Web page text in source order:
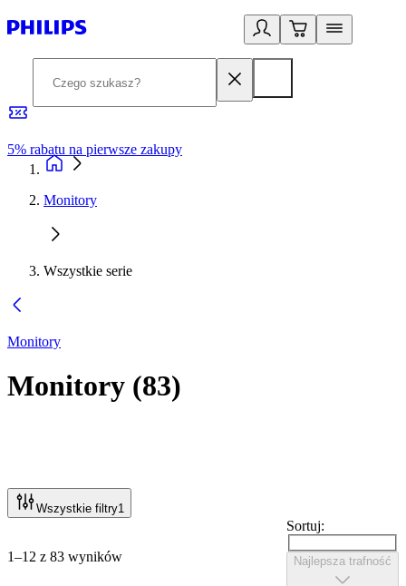
5% rabatu na pierwsze zakupy
Monitory
Wszystkie serie
Monitory
Monitory (83)
Wszystkie filtry1
1–12 z 83 wyników
Sortuj:
Najlepsza trafność